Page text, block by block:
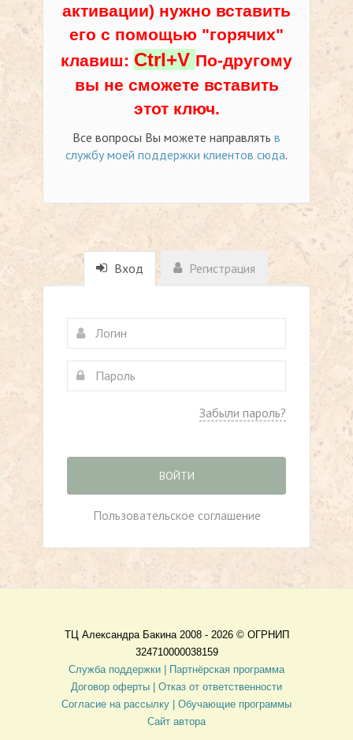
активации) нужно вставить
его с помощью "горячих"
клавиш: Ctrl+V По-другому
вы не сможете вставить
этот ключ.
Все вопросы Вы можете направлять в
службу моей поддержки клиентов сюда.
Вход Регистрация
Забыли пароль?
ВОЙТИ
Пользовательское соглашение
ТЦ Александра Бакина 2008 - 2026 © ОГРНИП
324710000038159
Служба поддержки |
Партнёрская программа
Договор оферты
| Отказ от ответственности
Согласие на рассылку | Обучающие программы
Сайт автора